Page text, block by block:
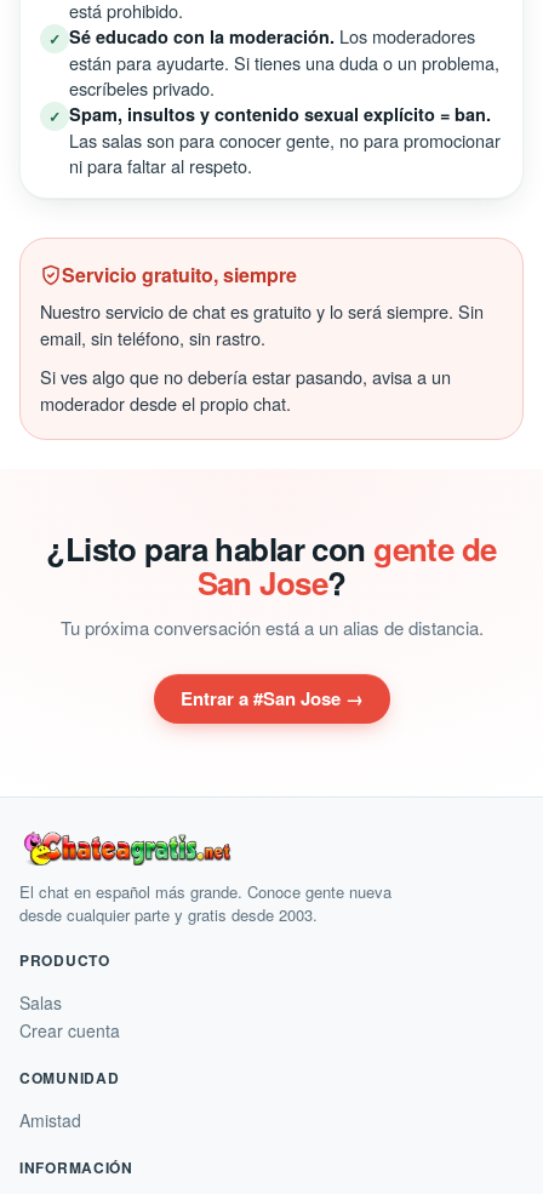
Normas de la sala
Reglas claras, conversación sana. Lo que esperamos en #San
Jose.
Trata a los demás como te gustaría que te tratasen a ti.
✓ No compartas datos de terceros.
teléfonos o información personal de otras personas —
está prohibido.
✓ Sé educado con la moderación.
están para ayudarte. Si tienes una duda o un problema,
escríbeles privado.
Spam, insultos y contenido sexual explícito = ban.
Las salas son para conocer gente, no para promocionar
Servicio gratuito, siempre
email, sin teléfono, sin rastro.
Si ves algo que no debería estar pasando, avisa a un
moderador desde el propio chat.
¿Listo para hablar con
San Jose?
Tu próxima conversación está a un alias de distancia.